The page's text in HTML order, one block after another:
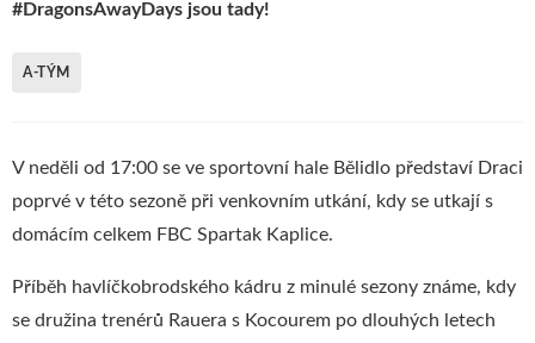
#DragonsAwayDays jsou tady!
A-TÝM
V neděli od 17:00 se ve sportovní hale Bělidlo představí Draci
poprvé v této sezoně při venkovním utkání, kdy se utkají s
domácím celkem FBC Spartak Kaplice.
Příběh havlíčkobrodského kádru z minulé sezony známe, kdy
se družina trenérů Rauera s Kocourem po dlouhých letech